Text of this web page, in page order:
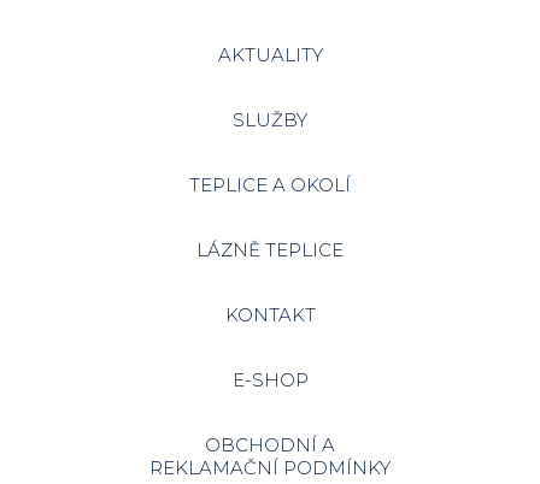
AKTUALITY
SLUŽBY
TEPLICE A OKOLÍ
LÁZNĚ TEPLICE
KONTAKT
E-SHOP
OBCHODNÍ A
REKLAMAČNÍ PODMÍNKY